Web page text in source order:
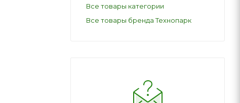
Все товары категории
Все товары бренда Технопарк